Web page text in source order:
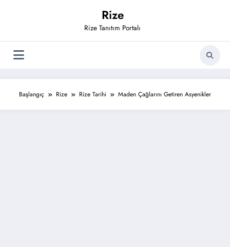
Rize
Rize Tanıtım Portalı
Başlangıç Rize Rize Tarihi Maden Çağlarını Getiren Asyenikler